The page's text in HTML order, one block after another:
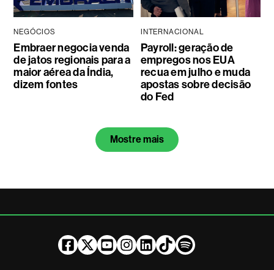
NEGÓCIOS
Embraer negocia venda
de jatos regionais para a
maior aérea da Índia,
dizem fontes
INTERNACIONAL
Payroll: geração de
empregos nos EUA
recua em julho e muda
apostas sobre decisão
do Fed
Mostre mais